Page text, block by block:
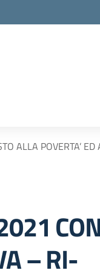
ALLA POVERTA’ ED
– RI-